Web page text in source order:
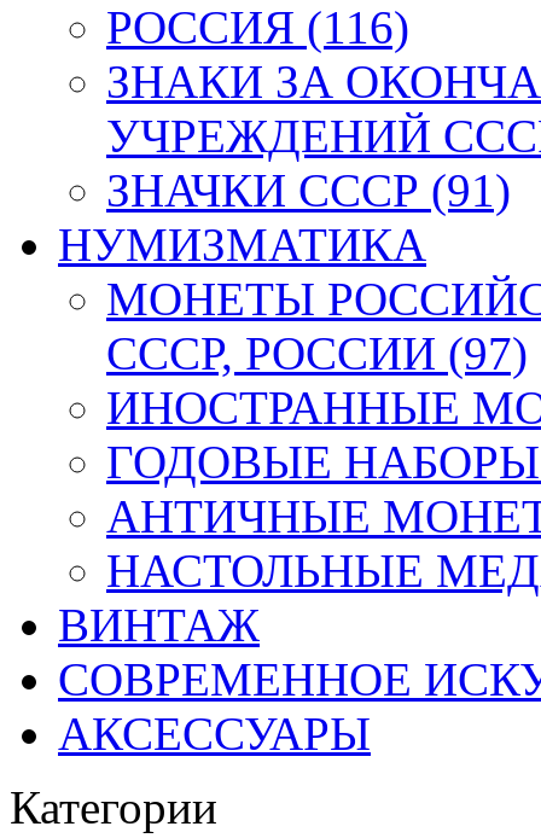
РОССИЯ (116)
ЗНАКИ ЗА
УЧРЕЖДЕНИЙ
ЗНАЧКИ СССР (91)
НУМИЗМАТИКА
МОНЕТЫ
СССР, РОССИИ (97)
ИНОСТРАННЫЕ
ГОДОВЫЕ НАБОРЫ
АНТИЧНЫЕ
НАСТОЛЬНЫЕ
ВИНТАЖ
СОВРЕМЕННОЕ
АКСЕССУАРЫ
Категории